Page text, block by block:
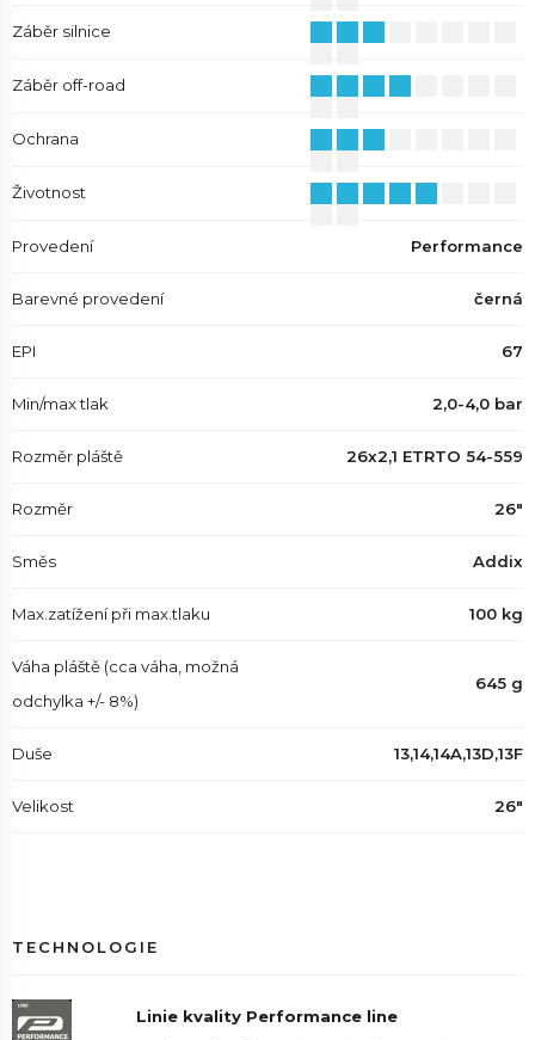
Záběr silnice
Záběr off-road
Ochrana
Životnost
Provedení Performance
Barevné provedení černá
EPI 67
Min/max tlak 2,0-4,0 bar
Rozměr pláště 26x2,1 ETRTO 54-559
Rozměr 26"
Směs Addix
Max.zatížení při max.tlaku 100 kg
Váha pláště (cca váha, možná
odchylka +/- 8%)
645 g
Duše 13,14,14A,13D,13F
Velikost 26"
TECHNOLOGIE
Linie kvality Performance line